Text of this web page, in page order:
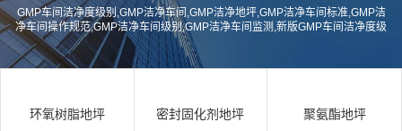
支
持
资
讯
中
GMP车间洁净度级别,GMP洁净车间,GMP洁净地坪,GMP洁净车间标准,GMP洁
净车间操作规范,GMP洁净车间级别,GMP洁净车间监测,新版GMP车间洁净度级
别及监测规范,GMP车间洁净度级别及监测规范,GMP车间洁净度级别,GMP车间
洁净度监测规范
环氧树脂地坪 密封固化剂地坪 聚氨酯地坪